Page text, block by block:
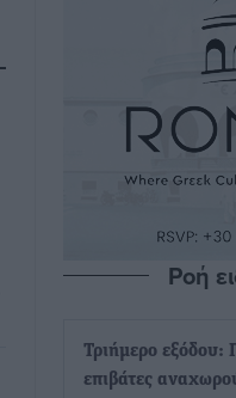
Ροή
Τριήμερο
επιβάτες